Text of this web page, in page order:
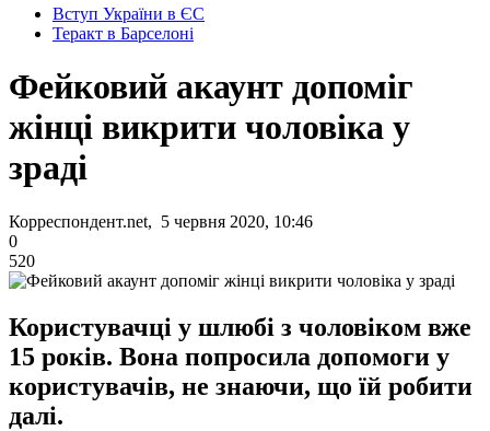
Вступ України в ЄС
Теракт в Барселоні
Фейковий акаунт допоміг
жінці викрити чоловіка у
зраді
Корреспондент.net, 5 червня 2020, 10:46
0
520
Користувачці у шлюбі з чоловіком вже
15 років. Вона попросила допомоги у
користувачів, не знаючи, що їй робити
далі.